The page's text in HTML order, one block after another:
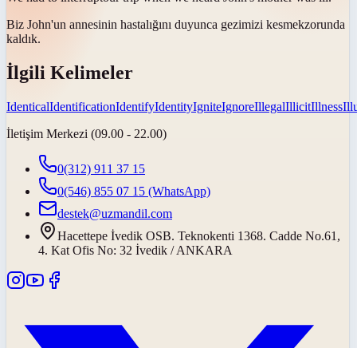
Biz John'un annesinin hastalığını duyunca gezimizi kesmekzorunda
kaldık.
İlgili Kelimeler
IdenticalIdentificationIdentifyIdentityIgniteIgnoreIllegalIllicitIllness
İletişim Merkezi (09.00 - 22.00)
0(312) 911 37 15
0(546) 855 07 15 (WhatsApp)
destek@uzmandil.com
Hacettepe İvedik OSB. Teknokenti 1368. Cadde No.61,
4. Kat Ofis No: 32 İvedik / ANKARA